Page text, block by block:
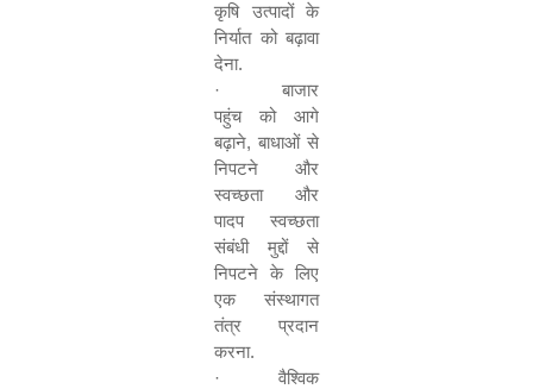
कृषि उत्पादों के
निर्यात को बढ़ावा
देना.
·
बाजार
पहुंच को आगे
बढ़ाने, बाधाओं से
निपटने और
स्वच्छता और
पादप स्वच्छता
संबंधी मुद्दों से
निपटने के लिए
एक संस्थागत
तंत्र प्रदान
करना.
·
वैश्विक